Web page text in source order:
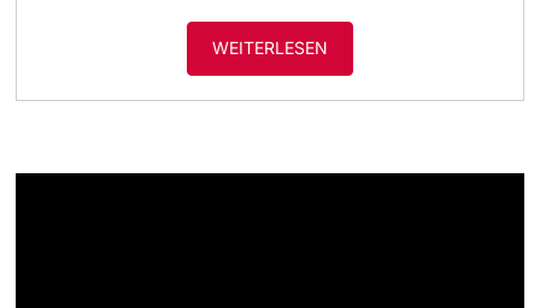
WEITERLESEN